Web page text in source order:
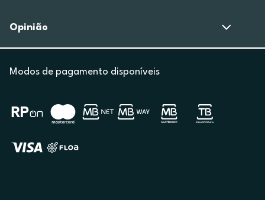
Opinião
Modos de pagamento disponíveis